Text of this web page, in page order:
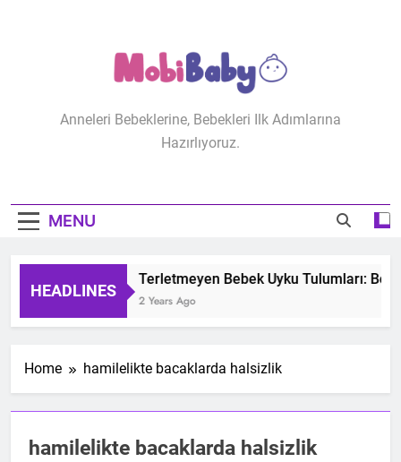
MobiBaby
Anneleri Bebeklerine, Bebekleri Ilk Adımlarına
Hazırlıyoruz.
MENU
HEADLINES
Terletmeyen Bebek Uyku Tulumları:
2 Years Ago
Home hamilelikte bacaklarda halsizlik
hamilelikte bacaklarda halsizlik